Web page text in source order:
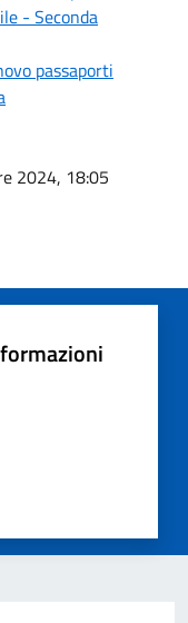
- Seconda
passaporti
2024, 18:05